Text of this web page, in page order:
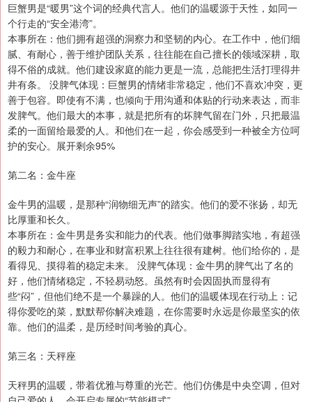
巨蟹男是“暖男”这个词的经典代言人。他们的温暖源于天性，如同一
个行走的“安全港湾”。
本事所在：他们拥有超强的洞察力和坚韧的内心。在工作中，他们细
腻、有耐心，善于维护团队关系，往往能在自己擅长的领域深耕，取
得不俗的成就。他们建设家庭的能力更是一流，总能把生活打理得井
井有条。 没脾气体现：巨蟹男的情绪非常稳定，他们不喜欢冲突，更
善于包容。即使有不满，也倾向于用沟通和体贴的行动来表达，而非
发脾气。他们最大的本事，就是把所有的坏脾气留在门外，只把最温
柔的一面留给最爱的人。和他们在一起，你会感受到一种被全方位呵
护的安心。展开剩余95%
第二名：金牛座
金牛男的温暖，是那种“润物细无声”的踏实。他们的爱不张扬，却无
比厚重和长久。
本事所在：金牛男是务实和能力的代表。他们做事脚踏实地，有超强
的毅力和耐心，在事业和财富积累上往往很有建树。他们给你的，是
看得见、摸得着的稳定未来。 没脾气体现：金牛男的脾气出了名的
好，他们情绪稳定，不轻易动怒。虽然有时会因固执而显得有
些“闷”，但他们绝不是一个暴躁的人。他们的温暖体现在行动上：记
得你爱吃的菜，默默帮你解决难题，在你需要时永远是你最坚实的依
靠。他们的温柔，是历经时间考验的真心。
第三名：天秤座
天秤男的温暖，带着优雅与尊重的光芒。他们仿佛是中央空调，但对